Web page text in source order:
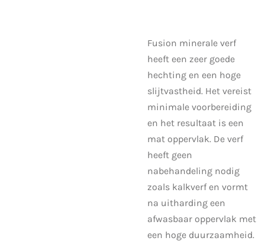
Fusion minerale verf
heeft een zeer goede
hechting en een hoge
slijtvastheid. Het vereist
minimale voorbereiding
en het resultaat is een
mat oppervlak. De verf
heeft geen
nabehandeling nodig
zoals kalkverf en vormt
na uitharding een
afwasbaar oppervlak met
een hoge duurzaamheid.